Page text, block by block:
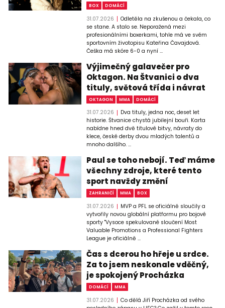
BOX DOMÁCÍ
31.07.2026
Odletěla na zkušenou a čekala, co
se stane. A stalo se. Neporažená mezi
profesionálními boxerkami, tohle má ve svém
sportovním životopisu Kateřina Čavajdová.
Češka má skóre 6-0 a nyní ...
Výjimečný galavečer pro
Oktagon. Na Štvanici o dva
tituly, světová třída i návrat
OKTAGON MMA DOMÁCÍ
31.07.2026
Dva tituly, jedna noc, deset let
historie. Štvanice chystá jubilejní bouři. Karta
nabídne hned dvě titulové bitvy, návraty do
klece, české derby dvou mladých talentů a
mnoho dalšího. ...
Paul se toho nebojí. Teď máme
všechny zdroje, které tento
sport navždy změní
ZAHRANIČÍ MMA BOX
31.07.2026
MVP a PFL se oficiálně sloučily a
vytvořily novou globální platformu pro bojové
sporty "Vysoce spekulované sloučení Most
Valuable Promotions a Professional Fighters
League je oficiálně ...
Čas s dcerou ho hřeje u srdce.
Za to jsem neskonale vděčný,
je spokojený Procházka
DOMÁCÍ MMA
31.07.2026
Co dělá Jiří Procházka od svého